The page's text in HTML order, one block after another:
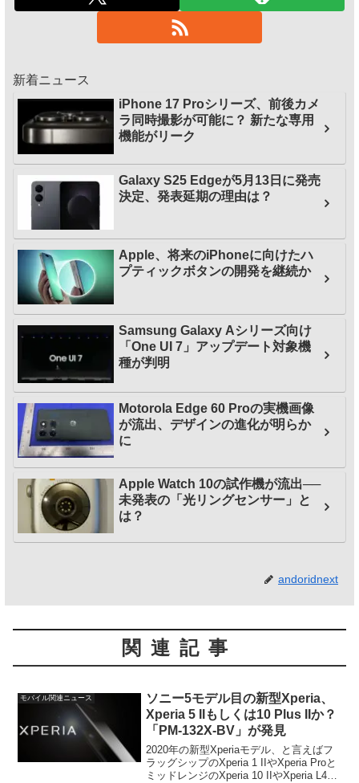
新着ニュース
iPhone 17 Proシリーズ、前後カメ
ラ同時撮影が可能に？ 新たな専用
機能がリーク
Galaxy S25 Edgeが5月13日に発売
決定、発表延期の理由は？
Apple、将来のiPhoneに向けたハ
プティックボタンの開発を継続か
Samsung Galaxy Aシリーズ向け
「One UI 7」アップデート対象機
種が判明
Motorola Edge 60 Proの実機画像
が流出、デザインの進化が明らか
に
Apple Watch 10の試作機が流出──
未発表の「光リングセンサー」と
は？
andoridnext
関連記事
モバイル関連ニュース
ソニー5モデル目の新型Xperia、
Xperia 5 IIもしくは10 Plus IIか？
「PM-132X-BV」が発見
2020年の新型Xperiaモデル、と言えばフ
ラッグシップのXperia 1 IIやXperia Proと
ミッドレンジのXperia 10 IIやXperia L4の